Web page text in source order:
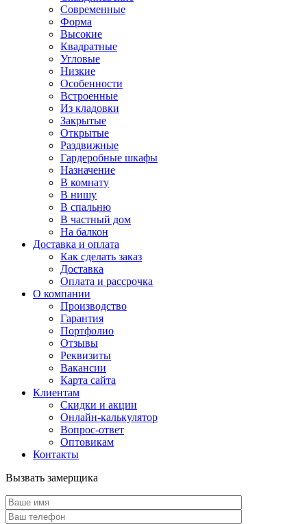
Современные
Форма
Высокие
Квадратные
Угловые
Низкие
Особенности
Встроенные
Из кладовки
Закрытые
Открытые
Раздвижные
Гардеробные шкафы
Назначение
В комнату
В нишу
В спальню
В частный дом
На балкон
Доставка и оплата
Как сделать заказ
Доставка
Оплата и рассрочка
О компании
Производство
Гарантия
Портфолио
Отзывы
Реквизиты
Вакансии
Карта сайта
Клиентам
Скидки и акции
Онлайн-калькулятор
Вопрос-ответ
Оптовикам
Контакты
Вызвать замерщика